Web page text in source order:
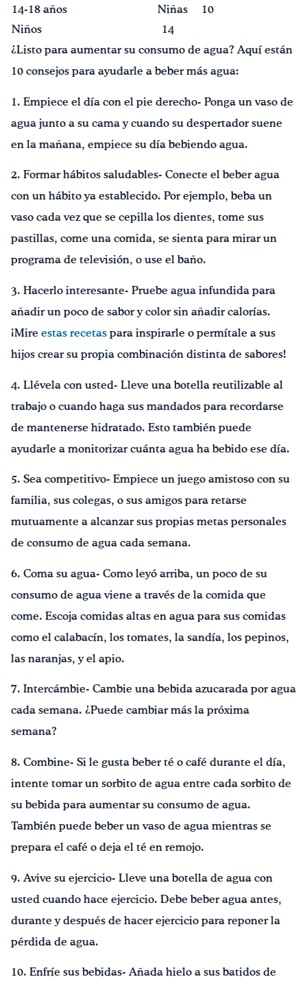
14-18 años Niñas
10
Niños
14
¿Listo para aumentar su consumo de agua? Aquí están
10 consejos para ayudarle a beber más agua:
1. Empiece el día con el pie derecho- Ponga un vaso de
agua junto a su cama y cuando su despertador suene
en la mañana, empiece su día bebiendo agua.
2. Formar hábitos saludables- Conecte el beber agua
con un hábito ya establecido. Por ejemplo, beba un
vaso cada vez que se cepilla los dientes, tome sus
pastillas, come una comida, se sienta para mirar un
programa de televisión, o use el baño.
3. Hacerlo interesante- Pruebe agua infundida para
añadir un poco de sabor y color sin añadir calorías.
¡Mire estas recetas para inspirarle o permítale a sus
hijos crear su propia combinación distinta de sabores!
4. Llévela con usted- Lleve una botella reutilizable al
trabajo o cuando haga sus mandados para recordarse
de mantenerse hidratado. Esto también puede
ayudarle a monitorizar cuánta agua ha bebido ese día.
5. Sea competitivo- Empiece un juego amistoso con su
familia, sus colegas, o sus amigos para retarse
mutuamente a alcanzar sus propias metas personales
de consumo de agua cada semana.
6. Coma su agua- Como leyó arriba, un poco de su
consumo de agua viene a través de la comida que
come. Escoja comidas altas en agua para sus comidas
como el calabacín, los tomates, la sandía, los pepinos,
las naranjas, y el apio.
7. Intercámbie- Cambie una bebida azucarada por agua
cada semana. ¿Puede cambiar más la próxima
semana?
8. Combine- Si le gusta beber té o café durante el día,
intente tomar un sorbito de agua entre cada sorbito de
su bebida para aumentar su consumo de agua.
También puede beber un vaso de agua mientras se
prepara el café o deja el té en remojo.
9. Avive su ejercicio- Lleve una botella de agua con
usted cuando hace ejercicio. Debe beber agua antes,
durante y después de hacer ejercicio para reponer la
pérdida de agua.
10. Enfríe sus bebidas- Añada hielo a sus batidos de